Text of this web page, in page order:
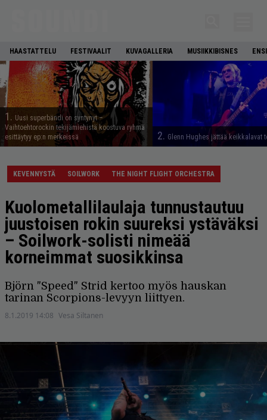
HAASTATTELU FESTIVAALIT KUVAGALLERIA MUSIIKKIBISNES
1. Uusi superbändi on syntynyt –
Vaihtoehtorockin tekijämiehistä koostuva ryhmä
esittäytyy ep:n merkeissä
2. Glenn Hughes jättää keikkalavat
KEVENNYSTÄ SOILWORK THE NIGHT FLIGHT ORCHESTRA
Kuolometallilaulaja tunnustautuu
juustoisen rokin suureksi ystäväksi
– Soilwork-solisti nimeää
korneimmat suosikkinsa
Björn "Speed" Strid kertoo myös hauskan
tarinan Scorpions-levyyn liittyen.
8.1.2019 14:08 Vesa Siltanen